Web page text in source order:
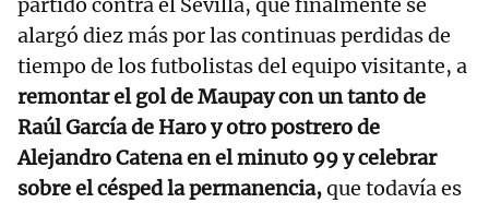
partido contra el Sevilla, que finalmente se
alargó diez más por las continuas perdidas de
tiempo de los futbolistas del equipo visitante, a
remontar el gol de Maupay con un tanto de
Raúl García de Haro y otro postrero de
Alejandro Catena en el minuto 99 y celebrar
sobre el césped la permanencia,que todavía es